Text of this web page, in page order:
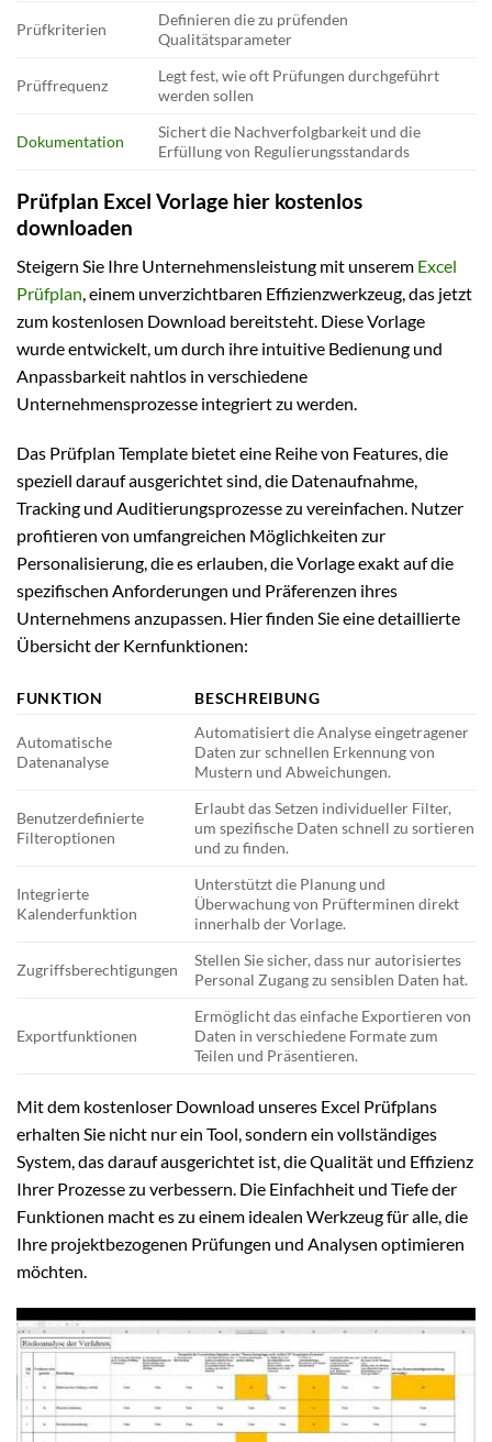
Prüfkriterien
Definieren die zu prüfenden
Qualitätsparameter
Prüffrequenz
Legt fest, wie oft Prüfungen durchgeführt
werden sollen
Dokumentation
Sichert die Nachverfolgbarkeit und die
Erfüllung von Regulierungsstandards
Prüfplan Excel Vorlage hier kostenlos
downloaden
Steigern Sie Ihre Unternehmensleistung mit unserem Excel
Prüfplan , einem unverzichtbaren Effizienzwerkzeug, das jetzt
zum kostenlosen Download bereitsteht. Diese Vorlage
wurde entwickelt, um durch ihre intuitive Bedienung und
Anpassbarkeit nahtlos in verschiedene
Unternehmensprozesse integriert zu werden.
Das Prüfplan Template bietet eine Reihe von Features, die
speziell darauf ausgerichtet sind, die Datenaufnahme,
Tracking und Auditierungsprozesse zu vereinfachen. Nutzer
profitieren von umfangreichen Möglichkeiten zur
Personalisierung, die es erlauben, die Vorlage exakt auf die
spezifischen Anforderungen und Präferenzen ihres
Unternehmens anzupassen. Hier finden Sie eine detaillierte
Übersicht der Kernfunktionen:
FUNKTION BESCHREIBUNG
Automatische
Datenanalyse
Automatisiert die Analyse eingetragener
Daten zur schnellen Erkennung von
Mustern und Abweichungen.
Benutzerdefinierte
Filteroptionen
Erlaubt das Setzen individueller Filter,
um spezifische Daten schnell zu sortieren
und zu finden.
Integrierte
Kalenderfunktion
Unterstützt die Planung und
Überwachung von Prüfterminen direkt
innerhalb der Vorlage.
Zugriffsberechtigungen
Stellen Sie sicher, dass nur autorisiertes
Personal Zugang zu sensiblen Daten hat.
Exportfunktionen
Ermöglicht das einfache Exportieren von
Daten in verschiedene Formate zum
Teilen und Präsentieren.
Mit dem kostenloser Download unseres Excel Prüfplans
erhalten Sie nicht nur ein Tool, sondern ein vollständiges
System, das darauf ausgerichtet ist, die Qualität und Effizienz
Ihrer Prozesse zu verbessern. Die Einfachheit und Tiefe der
Funktionen macht es zu einem idealen Werkzeug für alle, die
Ihre projektbezogenen Prüfungen und Analysen optimieren
möchten.